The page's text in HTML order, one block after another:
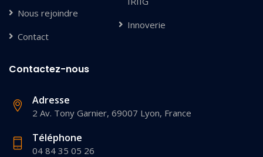
Nous rejoindre
Contact
Innoverie
Contactez-nous
Adresse
2 Av. Tony Garnier, 69007 Lyon, France
Téléphone
04 84 35 05 26